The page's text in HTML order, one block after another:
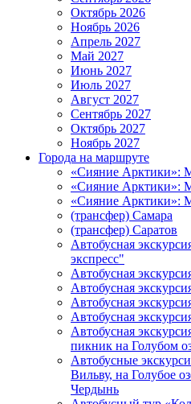
Октябрь 2026
Ноябрь 2026
Апрель 2027
Май 2027
Июнь 2027
Июль 2027
Август 2027
Сентябрь 2027
Октябрь 2027
Ноябрь 2027
Города на маршруте
«Сияние Арктики»:
«Сияние Арктики»:
«Сияние Арктики»:
(трансфер) Самара
(трансфер) Саратов
Автобусная
экспресс"
Автобусная
Автобусная
Автобусная
Автобусная
Автобусная
пикник на Голубом
Автобусные
Вильву, на Голубое
Чердынь